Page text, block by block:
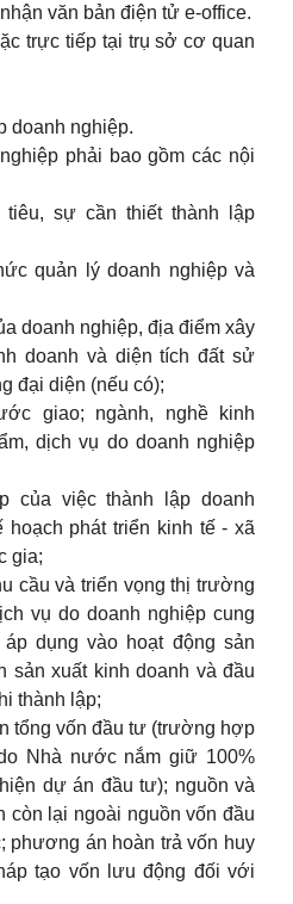
văn bản điện tử e-office.
trực tiếp tại trụ sở cơ quan
doanh nghiệp.
phải bao gồm các nội
sự cần thiết thành lập
quản lý doanh nghiệp và
doanh nghiệp, địa điểm xây
doanh và diện tích đất sử
đại diện (nếu có);
giao; ngành, nghề kinh
dịch vụ do doanh nghiệp
của việc thành lập doanh
phát triển kinh tế - xã
gia;
cầu và triển vọng thị trường
vụ do doanh nghiệp cung
dụng vào hoạt động sản
sản xuất kinh doanh và đầu
thành lập;
tổng vốn đầu tư (trường hợp
Nhà nước nắm giữ 100%
dự án đầu tư); nguồn và
còn lại ngoài nguồn vốn đầu
phương án hoàn trả vốn huy
tạo vốn lưu động đối với